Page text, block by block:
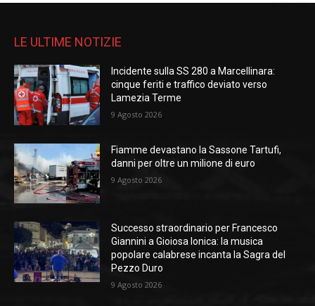
LE ULTIME NOTIZIE
Incidente sulla SS 280 a Marcellinara:
cinque feriti e traffico deviato verso
Lamezia Terme
9 Agosto 2026
Fiamme devastano la Sassone Tartufi,
danni per oltre un milione di euro
9 Agosto 2026
Successo straordinario per Francesco
Giannini a Gioiosa Ionica: la musica
popolare calabrese incanta la Sagra del
Pezzo Duro
9 Agosto 2026